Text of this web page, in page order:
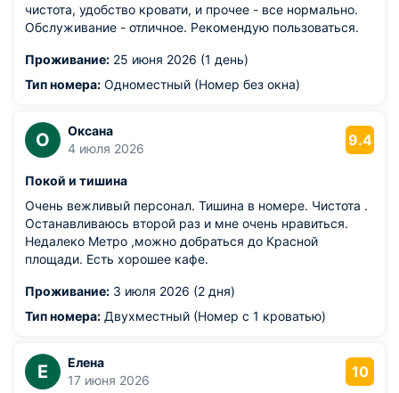
чистота, удобство кровати, и прочее - все нормально.
Обслуживание - отличное. Рекомендую пользоваться.
Проживание: 25 июня 2026 (1 день)
Тип номера: Одноместный (Номер без окна)
О
Оксана
4 июля 2026
9.4
Покой и тишина
Очень вежливый персонал. Тишина в номере. Чистота .
Останавливаюсь второй раз и мне очень нравиться.
Недалеко Метро ,можно добраться до Красной
площади. Есть хорошее кафе.
Проживание: 3 июля 2026 (2 дня)
Тип номера: Двухместный (Номер с 1 кроватью)
Е
Елена
17 июня 2026
10